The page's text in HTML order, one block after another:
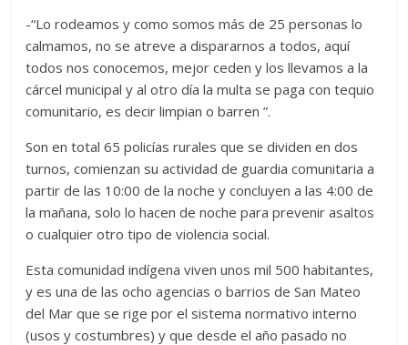
-“Lo rodeamos y como somos más de 25 personas lo
calmamos, no se atreve a dispararnos a todos, aquí
todos nos conocemos, mejor ceden y los llevamos a la
cárcel municipal y al otro día la multa se paga con tequio
comunitario, es decir limpian o barren ”.
Son en total 65 policías rurales que se dividen en dos
turnos, comienzan su actividad de guardia comunitaria a
partir de las 10:00 de la noche y concluyen a las 4:00 de
la mañana, solo lo hacen de noche para prevenir asaltos
o cualquier otro tipo de violencia social.
Esta comunidad indígena viven unos mil 500 habitantes,
y es una de las ocho agencias o barrios de San Mateo
del Mar que se rige por el sistema normativo interno
(usos y costumbres) y que desde el año pasado no